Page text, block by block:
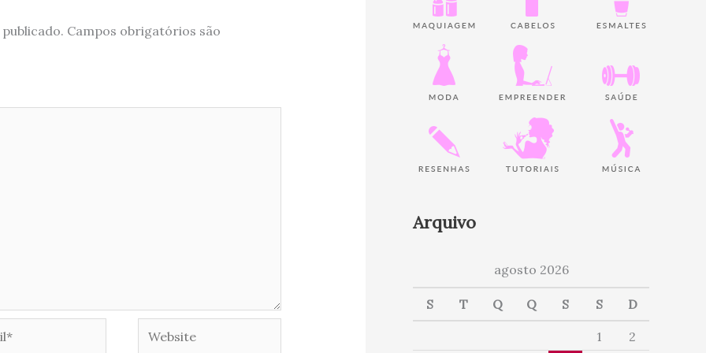
Campos obrigatórios são
Website
Arquivo
agosto 2026
S T Q Q S S D
1 2